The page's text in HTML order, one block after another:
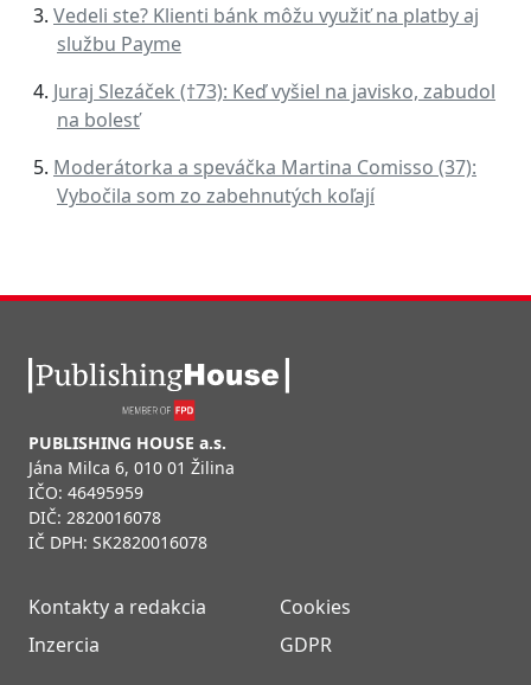
Vedeli ste? Klienti bánk môžu využiť na platby aj
službu Payme
Juraj Slezáček (†73): Keď vyšiel na javisko, zabudol
na bolesť
Moderátorka a speváčka Martina Comisso (37):
Vybočila som zo zabehnutých koľají
PUBLISHING HOUSE a.s.
Jána Milca 6, 010 01 Žilina
IČO: 46495959
DIČ: 2820016078
IČ DPH: SK2820016078
Kontakty a redakcia
Inzercia
Cookies
GDPR